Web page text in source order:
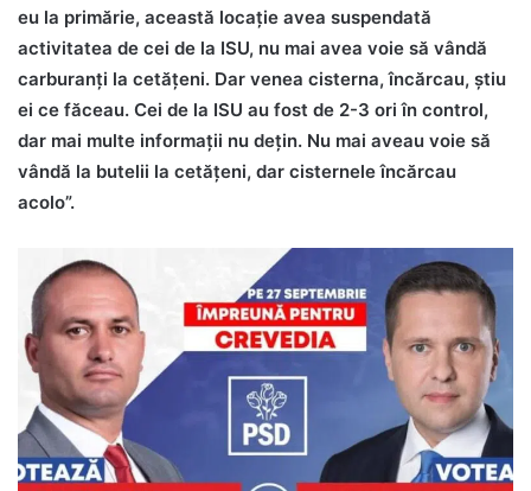
eu la primărie, această locaţie avea suspendată
activitatea de cei de la ISU, nu mai avea voie să vândă
carburanţi la cetăţeni. Dar venea cisterna, încărcau, ştiu
ei ce făceau. Cei de la ISU au fost de 2-3 ori în control,
dar mai multe informaţii nu deţin. Nu mai aveau voie să
vândă la butelii la cetăţeni, dar cisternele încărcau
acolo”.